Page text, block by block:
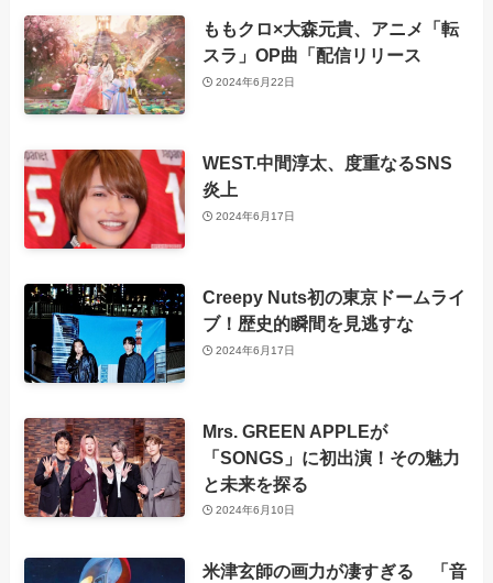
ももクロ×大森元貴、アニメ「転
スラ」OP曲「配信リリース
2024年6月22日
WEST.中間淳太、度重なるSNS
炎上
2024年6月17日
Creepy Nuts初の東京ドームライ
ブ！歴史的瞬間を見逃すな
2024年6月17日
Mrs. GREEN APPLEが
「SONGS」に初出演！その魅力
と未来を探る
2024年6月10日
米津玄師の画力が凄すぎる 「音